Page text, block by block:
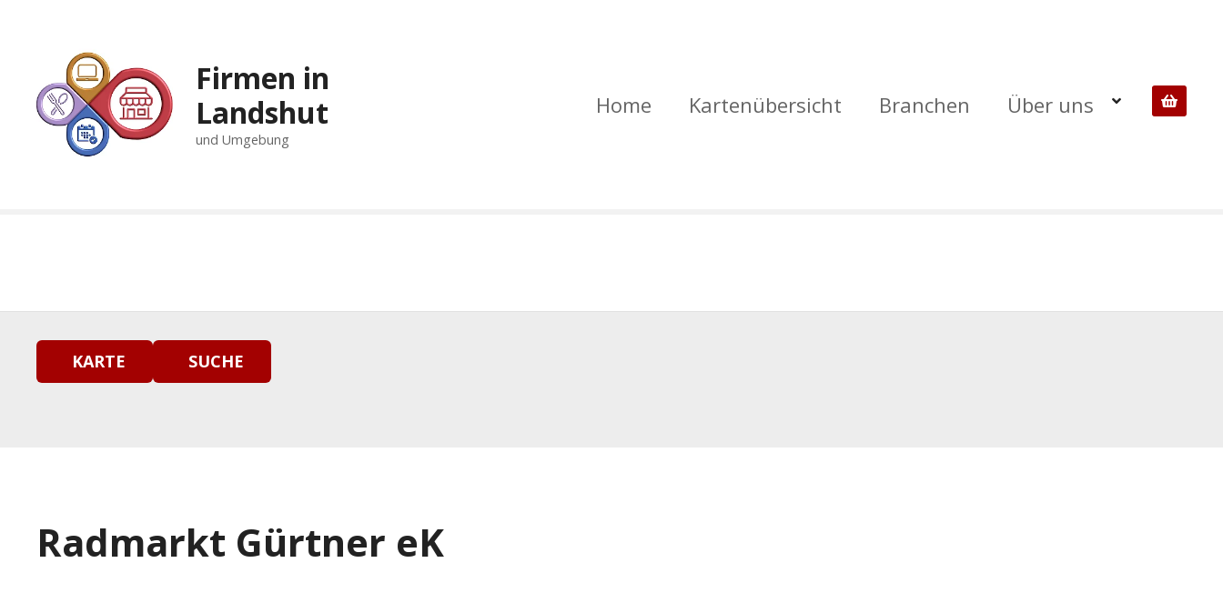
g
Firmen in
Landshut
und Umgebung
Home Kartenübersicht Branchen Über uns
KARTE SUCHE
Radmarkt Gürtner eK